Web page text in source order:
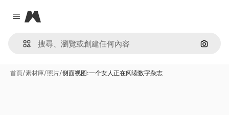
Close menu
Magnific
通過圖
首頁/素材庫/照片/侧面视图:一个女人正在阅读数字杂志